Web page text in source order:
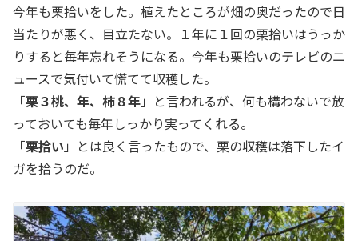
今年も栗拾いをした。植えたところが畑の奥だったので日
当たりが悪く、目立たない。１年に１回の栗拾いはうっか
りすると毎年忘れそうになる。今年も栗拾いのテレビのニ
ュースで気付いて慌てて収穫した。
「栗３桃、年、柿８年」と言われるが、何も構わないで放
っておいても毎年しっかり実ってくれる。
「栗拾い 」とは良く言ったもので、栗の収穫は落下したイ
ガを拾うのだ。